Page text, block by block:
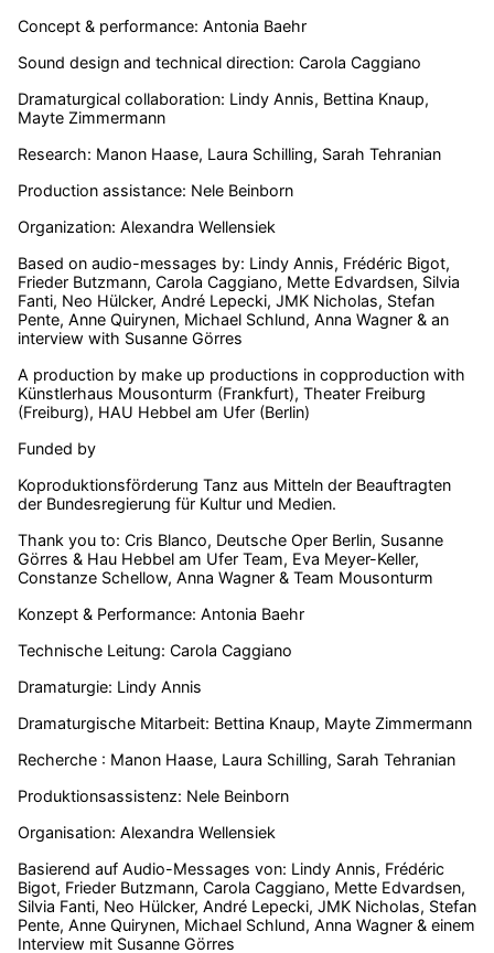
Concept & performance: Antonia Baehr
Sound design and technical direction: Carola Caggiano
Dramaturgical collaboration: Lindy Annis, Bettina Knaup,
Mayte Zimmermann
Research: Manon Haase, Laura Schilling, Sarah Tehranian
Production assistance: Nele Beinborn
Organization: Alexandra Wellensiek
Based on audio-messages by: Lindy Annis, Frédéric Bigot,
Frieder Butzmann, Carola Caggiano, Mette Edvardsen, Silvia
Fanti, Neo Hülcker, André Lepecki, JMK Nicholas, Stefan
Pente, Anne Quirynen, Michael Schlund, Anna Wagner & an
interview with Susanne Görres
A production by make up productions in copproduction with
Künstlerhaus Mousonturm (Frankfurt), Theater Freiburg
(Freiburg), HAU Hebbel am Ufer (Berlin)
Funded by
Koproduktionsförderung Tanz aus Mitteln der Beauftragten
der Bundesregierung für Kultur und Medien.
Thank you to: Cris Blanco, Deutsche Oper Berlin, Susanne
Görres & Hau Hebbel am Ufer Team, Eva Meyer-Keller,
Constanze Schellow, Anna Wagner & Team Mousonturm
Konzept & Performance: Antonia Baehr
Technische Leitung: Carola Caggiano
Dramaturgie: Lindy Annis
Dramaturgische Mitarbeit: Bettina Knaup, Mayte Zimmermann
Recherche : Manon Haase, Laura Schilling, Sarah Tehranian
Produktionsassistenz: Nele Beinborn
Organisation: Alexandra Wellensiek
Basierend auf Audio-Messages von: Lindy Annis, Frédéric
Bigot, Frieder Butzmann, Carola Caggiano, Mette Edvardsen,
Silvia Fanti, Neo Hülcker, André Lepecki, JMK Nicholas, Stefan
Pente, Anne Quirynen, Michael Schlund, Anna Wagner & einem
Interview mit Susanne Görres